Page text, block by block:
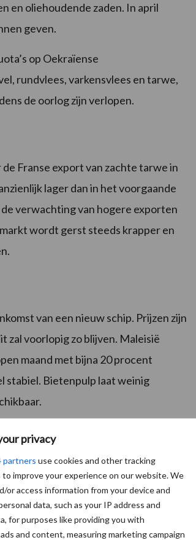
privacy
partners use cookies and other tracking
improve your experience on our website. We
or access information from your device and
data, such as your IP address and
for purposes like providing you with
and content, measuring marketing campaign
en oliehoudende zaden. In april
geven.
op Oekraïense
rundvlees, varkensvlees en tarwe,
de oorlog zijn verlopen.
Franse export van zachte tarwe in
lager dan in het voorgaande
verwachting van hogere exporten
wordt gerst steeds krapper en
van een nieuw schip. Prijzen zijn
zal voorlopig zo blijven. Maleisië
maand met bijna 20 procent
stabiel. Bietenpulp laat weinig
zijn Amerikaanse boeren
oogst. Brazilië gaat een
al vertraagd was, is opnieuw
waardoor het risico op